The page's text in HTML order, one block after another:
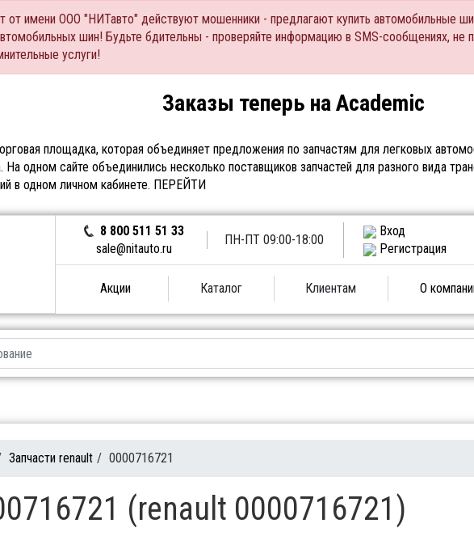
от имени ООО "НИТавто" действуют мошенники - предлагают купить автомобильные
шин! Будьте бдительны - проверяйте информацию в SMS-сообщениях,
услуги!
Заказы теперь на Academic
площадка, которая объединяет предложения по запчастям для легковых
На одном сайте объединились несколько поставщиков запчастей для разного вида
в одном личном кабинете. ПЕРЕЙТИ
8 800 511 51 33
sale@nitauto.ru
ПН-ПТ 09:00-18:00
Вход
Регистрация
Акции Каталог Клиентам О
Запчасти renault / 0000716721
(renault 0000716721)